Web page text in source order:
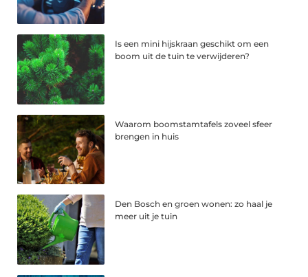
Is een mini hijskraan geschikt om een
boom uit de tuin te verwijderen?
Waarom boomstamtafels zoveel sfeer
brengen in huis
Den Bosch en groen wonen: zo haal je
meer uit je tuin